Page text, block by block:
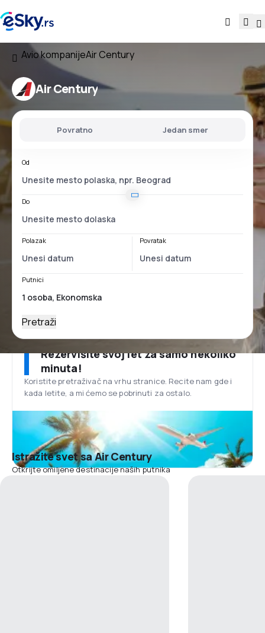
Avio kompanijeAir Century
Air Century
Povratno Jedan smer
Od
Do
Polazak Povratak
Putnici
Pretraži
Rezervišite svoj let za samo nekoliko
minuta!
Koristite pretraživač na vrhu stranice. Recite nam gde i
kada letite, a mi ćemo se pobrinuti za ostalo.
Istražite svet sa Air Century
Otkrijte omiljene destinacije naših putnika